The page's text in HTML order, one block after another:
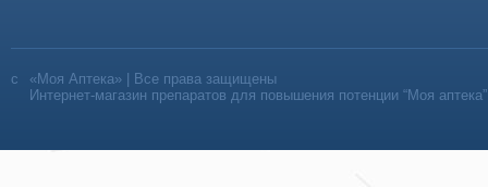
«Моя Аптека» | Все права защищены
Интернет-магазин препаратов для повышения потенции “Моя